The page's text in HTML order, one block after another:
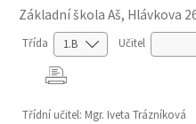
Základní škola Aš, Hlávkova
Třída Učitel
Třídní učitel: Mgr. Iveta Trázníková